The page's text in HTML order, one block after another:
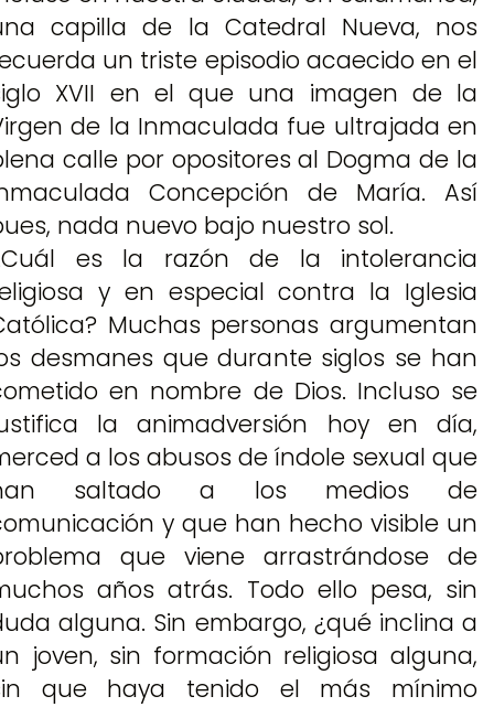
capilla de la Catedral Nueva, nos
un triste episodio acaecido en el
XVII en el que una imagen de la
de la Inmaculada fue ultrajada en
calle por opositores al Dogma de la
Concepción de María. Así
nada nuevo bajo nuestro sol.
es la razón de la intolerancia
y en especial contra la Iglesia
Muchas personas argumentan
desmanes que durante siglos se han
en nombre de Dios. Incluso se
la animadversión hoy en día,
a los abusos de índole sexual que
saltado a los medios de
y que han hecho visible un
que viene arrastrándose de
años atrás. Todo ello pesa, sin
alguna. Sin embargo, ¿qué inclina a
joven, sin formación religiosa alguna,
que haya tenido el más mínimo